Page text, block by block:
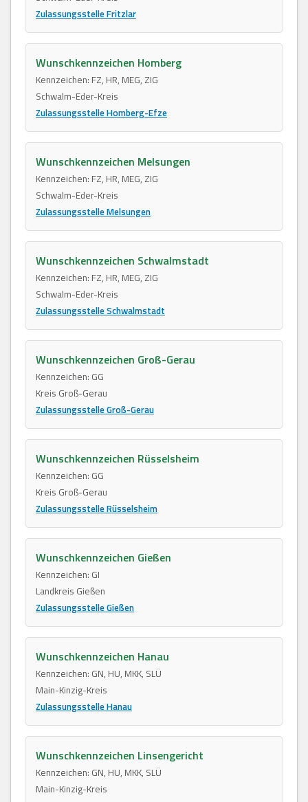
Zulassungsstelle Fritzlar
Wunschkennzeichen Homberg
Kennzeichen: FZ, HR, MEG, ZIG
Schwalm-Eder-Kreis
Zulassungsstelle Homberg-Efze
Wunschkennzeichen Melsungen
Kennzeichen: FZ, HR, MEG, ZIG
Schwalm-Eder-Kreis
Zulassungsstelle Melsungen
Wunschkennzeichen Schwalmstadt
Kennzeichen: FZ, HR, MEG, ZIG
Schwalm-Eder-Kreis
Zulassungsstelle Schwalmstadt
Wunschkennzeichen Groß-Gerau
Kennzeichen: GG
Kreis Groß-Gerau
Zulassungsstelle Groß-Gerau
Wunschkennzeichen Rüsselsheim
Kennzeichen: GG
Kreis Groß-Gerau
Zulassungsstelle Rüsselsheim
Wunschkennzeichen Gießen
Kennzeichen: GI
Landkreis Gießen
Zulassungsstelle Gießen
Wunschkennzeichen Hanau
Kennzeichen: GN, HU, MKK, SLÜ
Main-Kinzig-Kreis
Zulassungsstelle Hanau
Wunschkennzeichen Linsengericht
Kennzeichen: GN, HU, MKK, SLÜ
Main-Kinzig-Kreis